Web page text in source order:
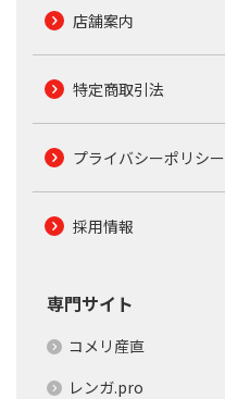
店舗案内
特定商取引法
プライバシーポリシー
採用情報
専門サイト
コメリ産直
レンガ.pro